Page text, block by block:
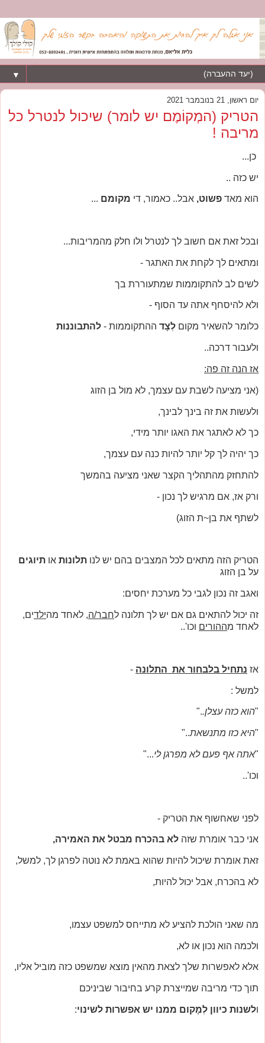
▼
יום ראשון, 21 בנובמבר 2021
הטריק (המְקוֹמֶם יש לומר) שיכול לנטרל כל
מריבה !
כן...
יש כזה ..
הוא מאד פשוט, אבל.. כאמור, די מקומם ...
ובכל זאת אם חשוב לך לנטרל ולו חלק מהמריבות...
ומתאים לך לקחת את האתגר -
לשים לב להתקוממות שמתעוררת בך
ולא להיסחף אתה עד הסוף -
כלומר להשאיר מקום לְצָד ההתקוממות - להתבוננות
ולעבור דרכה..
אז הנה זה פה:
(אני מציעה לשבת עם עצמך, לא מול בן הזוג
ולעשות את זה בינך לבינך,
כך לא לאתגר את האגו יותר מידי,
כך יהיה לך קל יותר להיות כנה עם עצמך,
להתחזק מהתהליך הקצר שאני מציעה בהמשך
ורק אז, אם מרגיש לך נכון -
לשתף את בן~ת הזוג)
הטריק הזה מתאים לכל המצבים בהם יש לנו תלונות או תיוגים
על בן הזוג
ואגב זה נכון לגבי כל מערכת יחסים:
זה יכול להתאים גם אם יש לך תלונה לחבר/ה, לאחד מהילדים,
לאחד מההורים וכו'..
אז נתחיל בלבחור את התלונה -
למשל :
"הוא כזה עצלן.."
"היא כזו מתנשאת.."
"אתה אף פעם לא מפרגן לי..."
וכו'..
לפני שאחשוף את הטריק -
אני כבר אומרת שזה לא בהכרח מבטל את האמירה,
זאת אומרת שיכול להיות שהוא באמת לא נוטה לפרגן לך, למשל,
לא בהכרח, אבל יכול להיות,
מה שאני הולכת להציע לא מתייחס למשפט עצמו,
ולכמה הוא נכון או לא,
אלא לאפשרות שלך לצאת מהאין מוצא שמשפט כזה מוביל אליו,
תוך כדי מריבה שמייצרת קרע בחיבור שביניכם
ולשנות כיוון לְמָקום ממנו יש אפשרות לשינוי: